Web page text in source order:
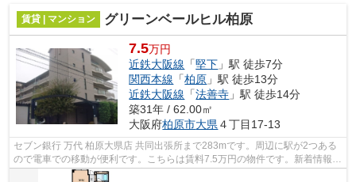
賃貸 | マンション グリーンベールヒル柏原
7.5万円
近鉄大阪線 「堅下 」駅 徒歩7分
関西本線 「柏原 」駅 徒歩13分
近鉄大阪線 「法善寺 」駅 徒歩14分
築31年 / 62.00㎡
大阪府柏原市大県４丁目17-13
セブン銀行 万代 柏原大県店 共同出張所まで283mです。周辺に駅が2つある
ので電車での移動が便利です。こちらは賃料7.5万円の物件です。新着情報：
グリーンベールヒル柏原の空室情報な...